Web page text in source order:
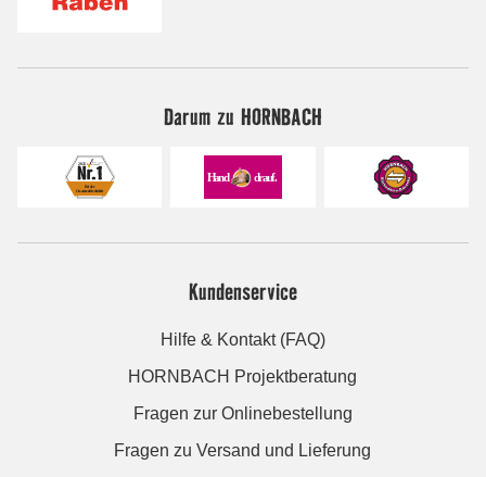
Darum zu HORNBACH
Kundenservice
Hilfe & Kontakt (FAQ)
HORNBACH Projektberatung
Fragen zur Onlinebestellung
Fragen zu Versand und Lieferung